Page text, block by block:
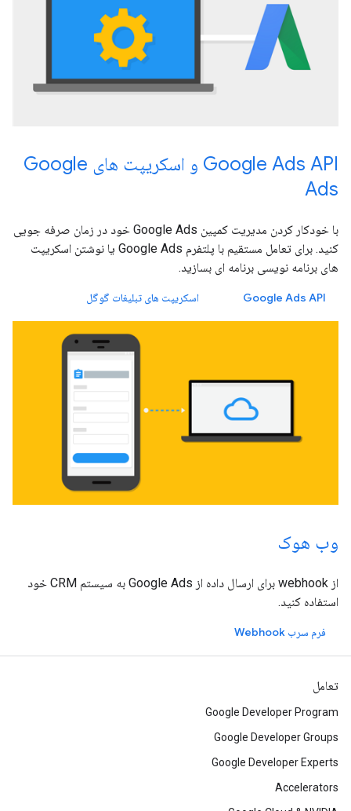
Google Ads API و اسکریپت های Google
Ads
با خودکار کردن مدیریت کمپین Google Ads خود در زمان صرفه جویی
کنید. برای تعامل مستقیم با پلتفرم Google Ads یا نوشتن اسکریپت
های برنامه نویسی برنامه ای بسازید.
Google Ads API اسکریپت های تبلیغات گوگل
وب هوک
از webhook برای ارسال داده از Google Ads به سیستم CRM خود
استفاده کنید.
فرم سرب Webhook
تعامل
Google Developer Program
Google Developer Groups
Google Developer Experts
Accelerators